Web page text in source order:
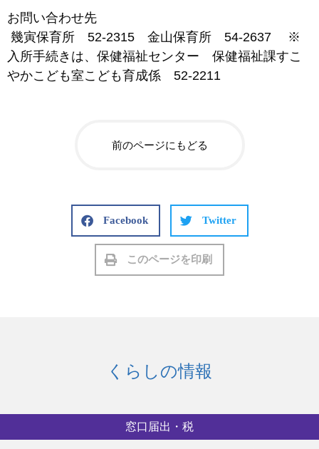
お問い合わせ先
幾寅保育所 52-2315 金山保育所 54-2637 ※
入所手続きは、保健福祉センター 保健福祉課すこ
やかこども室こども育成係 52-2211
前のページにもどる
Facebook Twitter
このページを印刷
くらしの情報
窓口届出・税